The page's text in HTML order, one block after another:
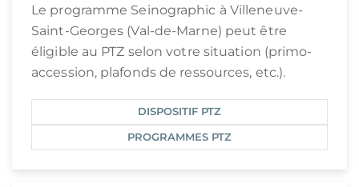
Le programme Seinographic à Villeneuve-
Saint-Georges (Val-de-Marne) peut être
éligible au PTZ selon votre situation (primo-
accession, plafonds de ressources, etc.).
DISPOSITIF PTZ
PROGRAMMES PTZ